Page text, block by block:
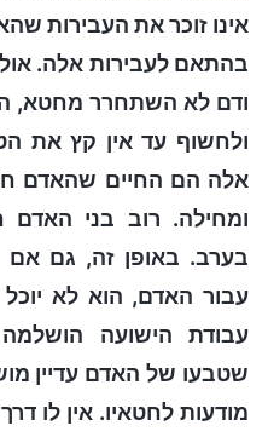
אינו זוכר את העבירות
בהתאם לעבירות אלה.
ודם לא השתחרר מחטא,
ולחשוף עד אין קץ את
אלה הם החיים שהאדם
ומחילה. רוב בני האדם
בערב. באופן זה, גם אם
עבור האדם, הוא לא
עבודת הישועה
שטבעו של האדם עדיין
מודעות לחטאיו. אין לו